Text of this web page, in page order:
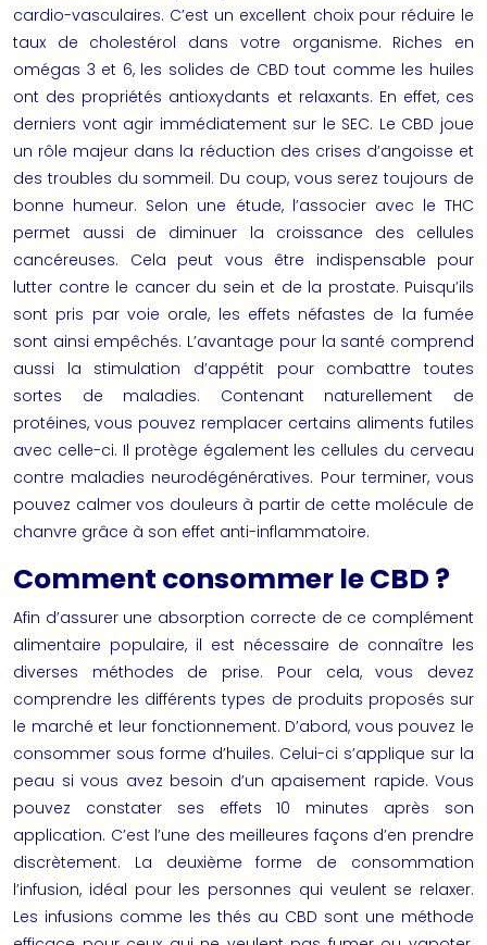
cardio-vasculaires. C’est un excellent choix pour réduire le
taux de cholestérol dans votre organisme. Riches en
omégas 3 et 6, les solides de CBD tout comme les huiles
ont des propriétés antioxydants et relaxants. En effet, ces
derniers vont agir immédiatement sur le SEC. Le CBD joue
un rôle majeur dans la réduction des crises d’angoisse et
des troubles du sommeil. Du coup, vous serez toujours de
bonne humeur. Selon une étude, l’associer avec le THC
permet aussi de diminuer la croissance des cellules
cancéreuses. Cela peut vous être indispensable pour
lutter contre le cancer du sein et de la prostate. Puisqu’ils
sont pris par voie orale, les effets néfastes de la fumée
sont ainsi empêchés. L’avantage pour la santé comprend
aussi la stimulation d’appétit pour combattre toutes
sortes de maladies. Contenant naturellement de
protéines, vous pouvez remplacer certains aliments futiles
avec celle-ci. Il protège également les cellules du cerveau
contre maladies neurodégénératives​. Pour terminer, vous
pouvez calmer vos douleurs à partir de cette molécule de
chanvre grâce à son effet anti-inflammatoire.
Comment consommer le CBD ?
Afin d’assurer une absorption correcte de ce complément
alimentaire populaire, il est nécessaire de connaître les
diverses méthodes de prise. Pour cela, vous devez
comprendre les différents types de produits proposés sur
le marché et leur fonctionnement. D’abord, vous pouvez le
consommer sous forme d’huiles. Celui-ci s’applique sur la
peau si vous avez besoin d’un apaisement rapide. Vous
pouvez constater ses effets 10 minutes après son
application. C’est l’une des meilleures façons d’en prendre
discrètement. La deuxième forme de consommation
l’infusion, idéal pour les personnes qui veulent se relaxer.
Les infusions comme les thés au CBD sont une méthode